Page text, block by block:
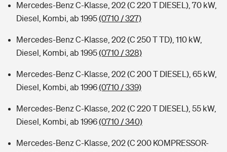
Mercedes-Benz C-Klasse, 202 (C 220 T DIESEL), 70 kW,
Diesel, Kombi, ab 1995(0710 / 327)
Mercedes-Benz C-Klasse, 202 (C 250 T TD), 110 kW,
Diesel, Kombi, ab 1995(0710 / 328)
Mercedes-Benz C-Klasse, 202 (C 200 T DIESEL), 65 kW,
Diesel, Kombi, ab 1996(0710 / 339)
Mercedes-Benz C-Klasse, 202 (C 220 T DIESEL), 55 kW,
Diesel, Kombi, ab 1996(0710 / 340)
Mercedes-Benz C-Klasse, 202 (C 200 KOMPRESSOR-